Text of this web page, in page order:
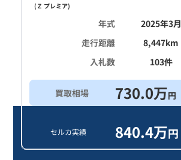
( Ｚ プレミア)
年式
2025年3月
走行距離
8,447km
入札数
103件
買取相場 730.0万円
セルカ実績 840.4万円